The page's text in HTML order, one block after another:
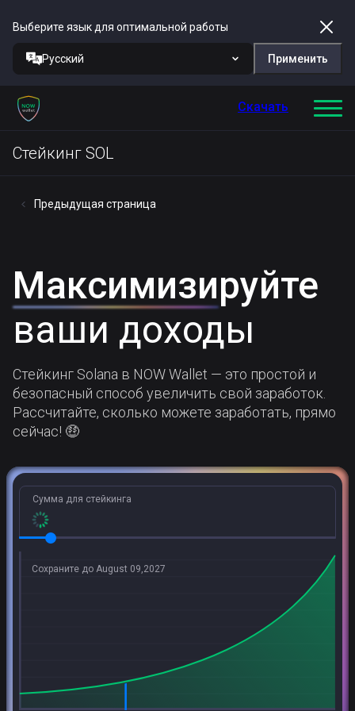
Выберите язык для оптимальной работы
Русский Применить
Скачать
Стейкинг SOL
Предыдущая страница
Максимизируйте
ваши доходы
Стейкинг Solana в NOW Wallet — это простой и
безопасный способ увеличить свой заработок.
Рассчитайте, сколько можете заработать, прямо
сейчас! 🤑
Сумма для стейкинга
Сохраните до August 09,2027